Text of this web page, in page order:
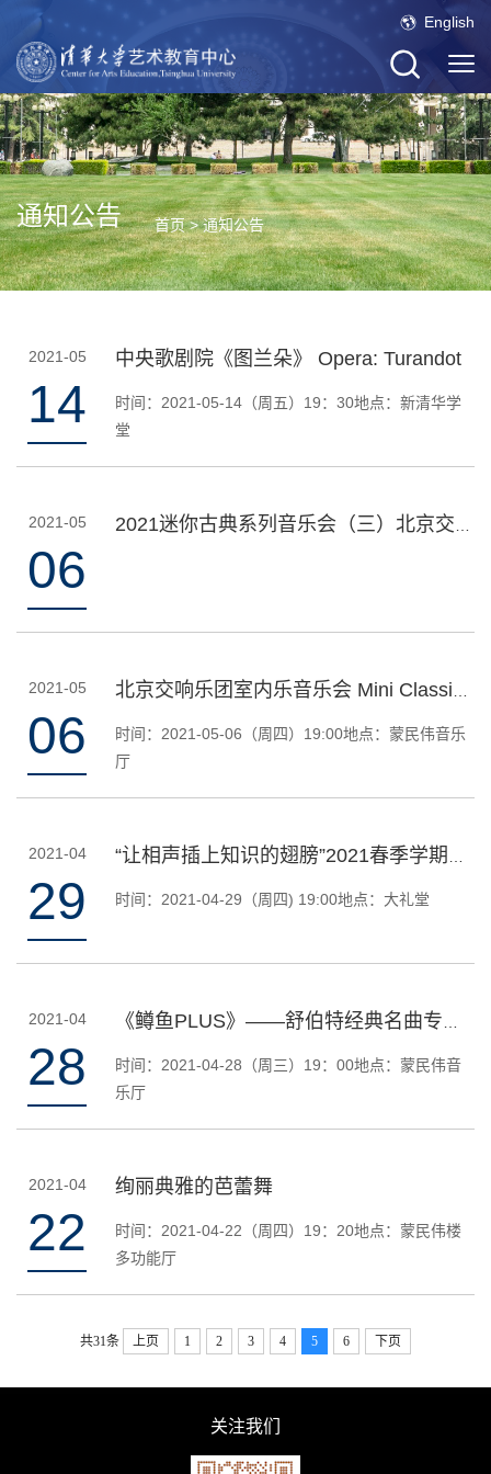
English
通知公告 首页>通知公告
2021-05
14
中央歌剧院《图兰朵》 Opera: Turandot
时间：2021-05-14（周五）19：30地点：新清华学
堂
2021-05
06
2021-05
06
时间：2021-05-06（周四）19:00地点：蒙民伟音乐
厅
2021-04
29 时间：2021-04-29（周四) 19:00地点：大礼堂
2021-04
28
时间：2021-04-28（周三）19：00地点：蒙民伟音
乐厅
2021-04
22
绚丽典雅的芭蕾舞
时间：2021-04-22（周四）19：20地点：蒙民伟楼
多功能厅
共31条 上页 1 2 3 4 5 6 下页
关注我们